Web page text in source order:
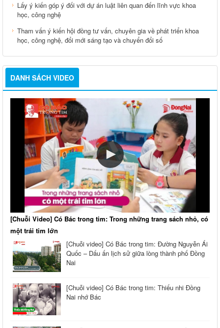
Lấy ý kiến góp ý đối với dự án luật liên quan đến lĩnh vực khoa
học, công nghệ
Tham vấn ý kiến hội đồng tư vấn, chuyên gia về phát triển khoa
học, công nghệ, đổi mới sáng tạo và chuyển đổi số
DANH SÁCH VIDEO
[Chuỗi Video] Có Bác trong tim: Trong những trang sách nhỏ, có
một trái tim lớn
[Chuỗi video] Có Bác trong tim: Đường Nguyễn Ái
Quốc – Dấu ấn lịch sử giữa lòng thành phố Đồng
Nai
[Chuỗi video] Có Bác trong tim: Thiếu nhi Đồng
Nai nhớ Bác